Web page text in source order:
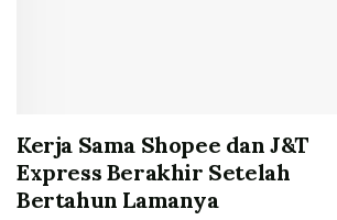
Kerja Sama Shopee dan J&T
Express Berakhir Setelah
Bertahun Lamanya